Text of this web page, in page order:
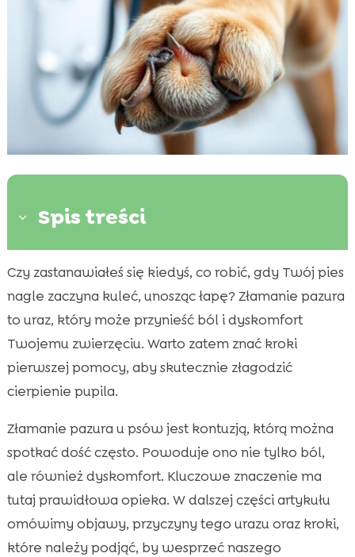
3 Spis treści
 Co to jest złamany pazur u psa?
 Jakie są objawy złamanego pazura u psa?
 Przyczyny złamania pazura u psa
 Jak postępować po złamaniu pazura u psa
 Leczenie złamanego pazura u psa
 Jakie są skutki złamanego pazura u psa?
Opieka nad psem po złamaniu pazura
Najlepsze preparaty na złamany pazur u psa
Zapobieganie złamaniom pazurów u psa
 Kiedy należy udać się do weterynarza?
 Rola diety w zdrowiu pazurów psa
CricksyDog: Najlepszy wybór dla Twojego
Czy zastanawiałeś się kiedyś, co robić, gdy Twój pies
nagle zaczyna kuleć, unosząc łapę? Złamanie pazura
to uraz, który może przynieść ból i dyskomfort
Twojemu zwierzęciu. Warto zatem znać kroki
pierwszej pomocy, aby skutecznie złagodzić
cierpienie pupila.
Złamanie pazura u psów jest kontuzją, którą można
spotkać dość często. Powoduje ono nie tylko ból,
ale również dyskomfort. Kluczowe znaczenie ma
tutaj prawidłowa opieka. W dalszej części artykułu
omówimy objawy, przyczyny tego urazu oraz kroki,
które należy podjąć, by wesprzeć naszego